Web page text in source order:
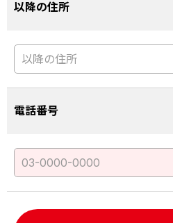
以降の住所
電話番号